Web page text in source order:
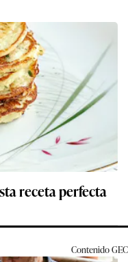
receta perfecta
ContenidoGEC